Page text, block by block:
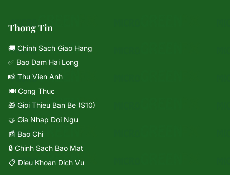
Thong Tin
🚚 Chinh Sach Giao Hang
✅ Bao Dam Hai Long
📸 Thu Vien Anh
🍽️ Cong Thuc
🎁 Gioi Thieu Ban Be ($10)
🤝 Gia Nhap Doi Ngu
📰 Bao Chi
🔒 Chinh Sach Bao Mat
📋 Dieu Khoan Dich Vu